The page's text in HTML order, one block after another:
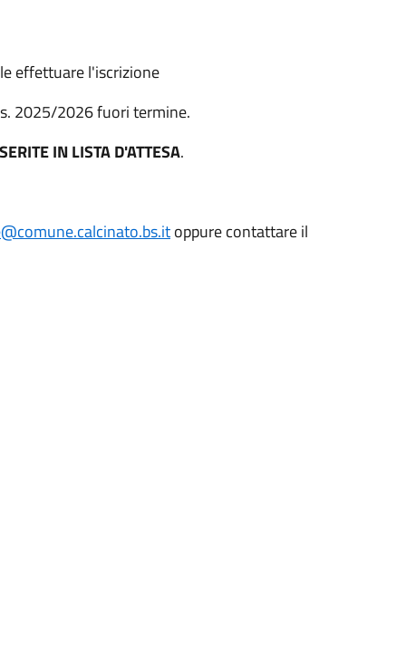
effettuare l'iscrizione
2025/2026 fuori termine.
IN LISTA D'ATTESA.
oppure contattare il